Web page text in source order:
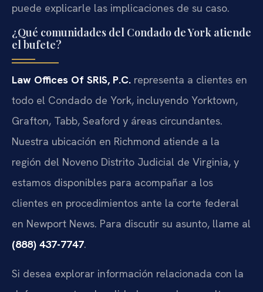
puede explicarle las implicaciones de su caso.
¿Qué comunidades del Condado de York atiende
el bufete?
Law Offices Of SRIS, P.C. representa a clientes en
todo el Condado de York, incluyendo Yorktown,
Grafton, Tabb, Seaford y áreas circundantes.
Nuestra ubicación en Richmond atiende a la
región del Noveno Distrito Judicial de Virginia, y
estamos disponibles para acompañar a los
clientes en procedimientos ante la corte federal
en Newport News. Para discutir su asunto, llame al
(888) 437-7747.
Si desea explorar información relacionada con la